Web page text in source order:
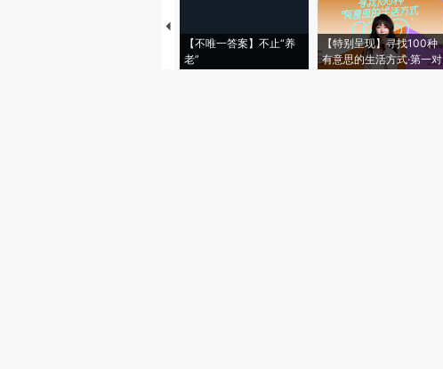
【不唯一答案】不止“养
老”
【特别呈现】寻找100种
有意思的生活方式·第一对